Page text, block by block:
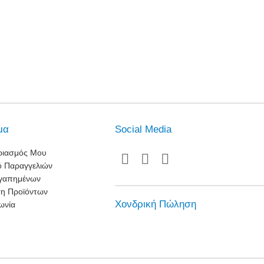
A/C
Μου
Παραγγελιών
Προϊόντων
Social Media
Χονδρική Πώληση